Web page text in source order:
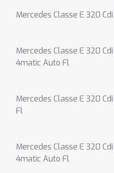
Mercedes Classe E 320
Mercedes Classe E 320
4matic Auto Fl
Mercedes Classe E 320
Fl
Mercedes Classe E 320
4matic Auto Fl